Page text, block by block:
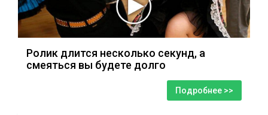
Ролик длится несколько секунд, а
смеяться вы будете долго
Подробнее >>